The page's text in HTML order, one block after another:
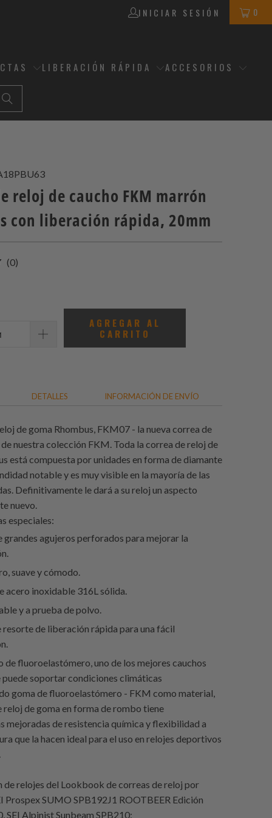
INICIAR SESIÓN 0
LIBERACIÓN RÁPIDA ACCESORIOS
reloj de caucho FKM marrón
con liberación rápida, 20mm
(0)
AGREGAR AL
CARRITO
DETALLES INFORMACIÓN DE ENVÍO
de goma Rhombus, FKM07 - la nueva correa de
nuestra colección FKM. Toda la correa de reloj de
está compuesta por unidades en forma de diamante
notable y es muy visible en la mayoría de las
Definitivamente le dará a su reloj un aspecto
nuevo.
especiales:
grandes agujeros perforados para mejorar la
suave y cómodo.
acero inoxidable 316L sólida.
y a prueba de polvo.
resorte de liberación rápida para una fácil
de fluoroelastómero, uno de los mejores cauchos
puede soportar condiciones climáticas
goma de fluoroelastómero - FKM como material,
reloj de goma en forma de rombo tiene
mejoradas de resistencia química y flexibilidad a
que la hacen ideal para el uso en relojes deportivos
de relojes del Lookbook de correas de reloj por
Prospex SUMO SPB192J1 ROOTBEER Edición
SEI Alpinist Sunbeam SPB210;